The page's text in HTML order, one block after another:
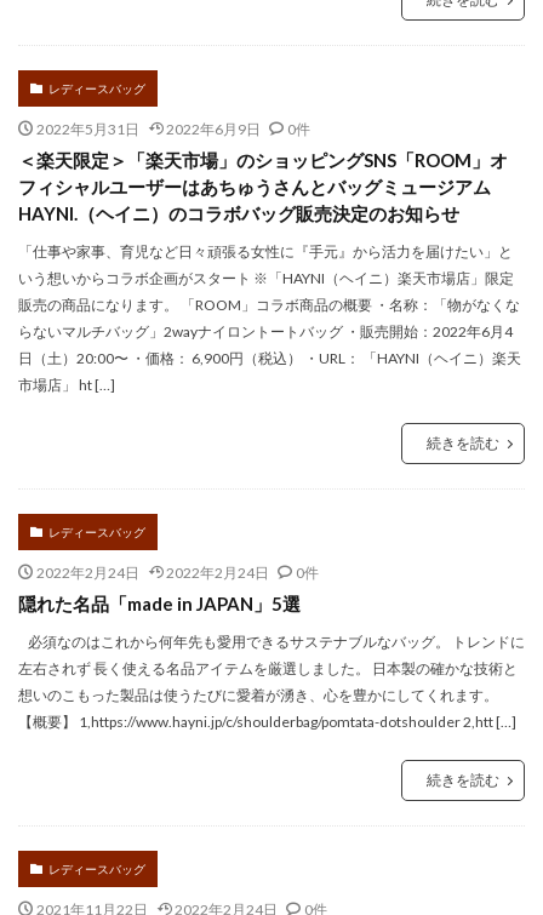
レディースバッグ
2022年5月31日 2022年6月9日 0件
＜楽天限定＞「楽天市場」のショッピングSNS「ROOM」オ
フィシャルユーザーはあちゅうさんとバッグミュージアム
HAYNI.（ヘイニ）のコラボバッグ販売決定のお知らせ
「仕事や家事、育児など⽇々頑張る⼥性に『⼿元』から活⼒を届けたい」と
いう想いからコラボ企画がスタート ※「HAYNI（ヘイニ）楽天市場店」限定
販売の商品になります。 「ROOM」コラボ商品の概要 ・名称：「物がなくな
らないマルチバッグ」2wayナイロントートバッグ ・販売開始：2022年6月4
日（土）20:00〜 ・価格： 6,900円（税込） ・URL： 「HAYNI（ヘイニ）楽天
市場店」 ht […]
続きを読む
レディースバッグ
2022年2月24日 2022年2月24日 0件
隠れた名品「made in JAPAN」5選
必須なのはこれから何年先も愛用できるサステナブルなバッグ。 トレンドに
左右されず 長く使える名品アイテムを厳選しました。 日本製の確かな技術と
想いのこもった製品は使うたびに愛着が湧き、心を豊かにしてくれます。
【概要】 1,https://www.hayni.jp/c/shoulderbag/pomtata-dotshoulder 2,htt […]
続きを読む
レディースバッグ
2021年11月22日 2022年2月24日 0件